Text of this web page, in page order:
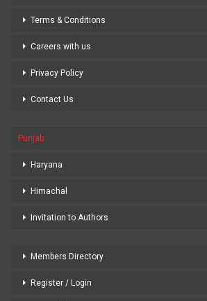
Terms & Conditions
Careers with us
Privacy Policy
Contact Us
Punjab
Haryana
Himachal
Invitation to Authors
Members Directory
Register / Login